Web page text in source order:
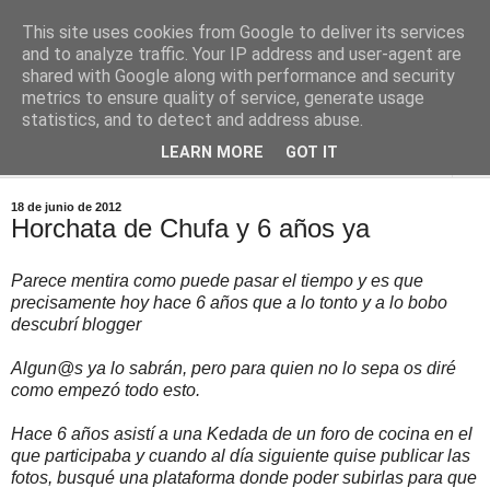
Comoju
La Cocina del Día a Día y el día a día de la Gastronomía
18 de junio de 2012
Horchata de Chufa y 6 años ya
Parece mentira como puede pasar el tiempo y es que
precisamente hoy hace 6 años que a lo tonto y a lo bobo
descubrí blogger
Algun@s ya lo sabrán, pero para quien no lo sepa os diré
como empezó todo esto.
Hace 6 años asistí a una Kedada de un foro de cocina en el
que participaba y cuando al día siguiente quise publicar las
fotos, busqué una plataforma donde poder subirlas para que
This site uses cookies from Google to deliver its services
and to analyze traffic. Your IP address and user-agent are
shared with Google along with performance and security
metrics to ensure quality of service, generate usage
statistics, and to detect and address abuse.
LEARN MORE GOT IT